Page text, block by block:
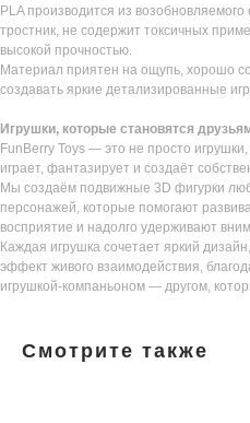
PLA производится из возобновляемого
тростник, не содержит токсичных
высокой прочностью.
Материал приятен на ощупь, хорошо
создавать яркие детализированные
Игрушки, которые становятся
FunBerry Toys — это не просто
играет, фантазирует и создаёт
Мы создаём подвижные 3D фигурки
персонажей, которые помогают
восприятие и надолго удерживают
Каждая игрушка сочетает яркий
эффект живого взаимодействия,
игрушкой-компаньоном — другом,
Смотрите также